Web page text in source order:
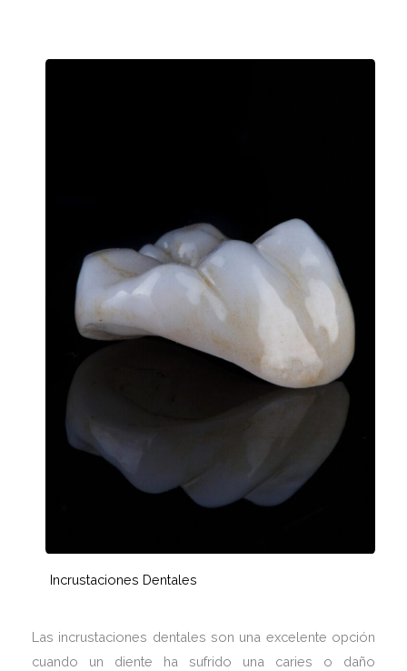
Incrustaciones Dentales
Las incrustaciones dentales son una excelente opción
cuando un diente ha sufrido una caries o daño